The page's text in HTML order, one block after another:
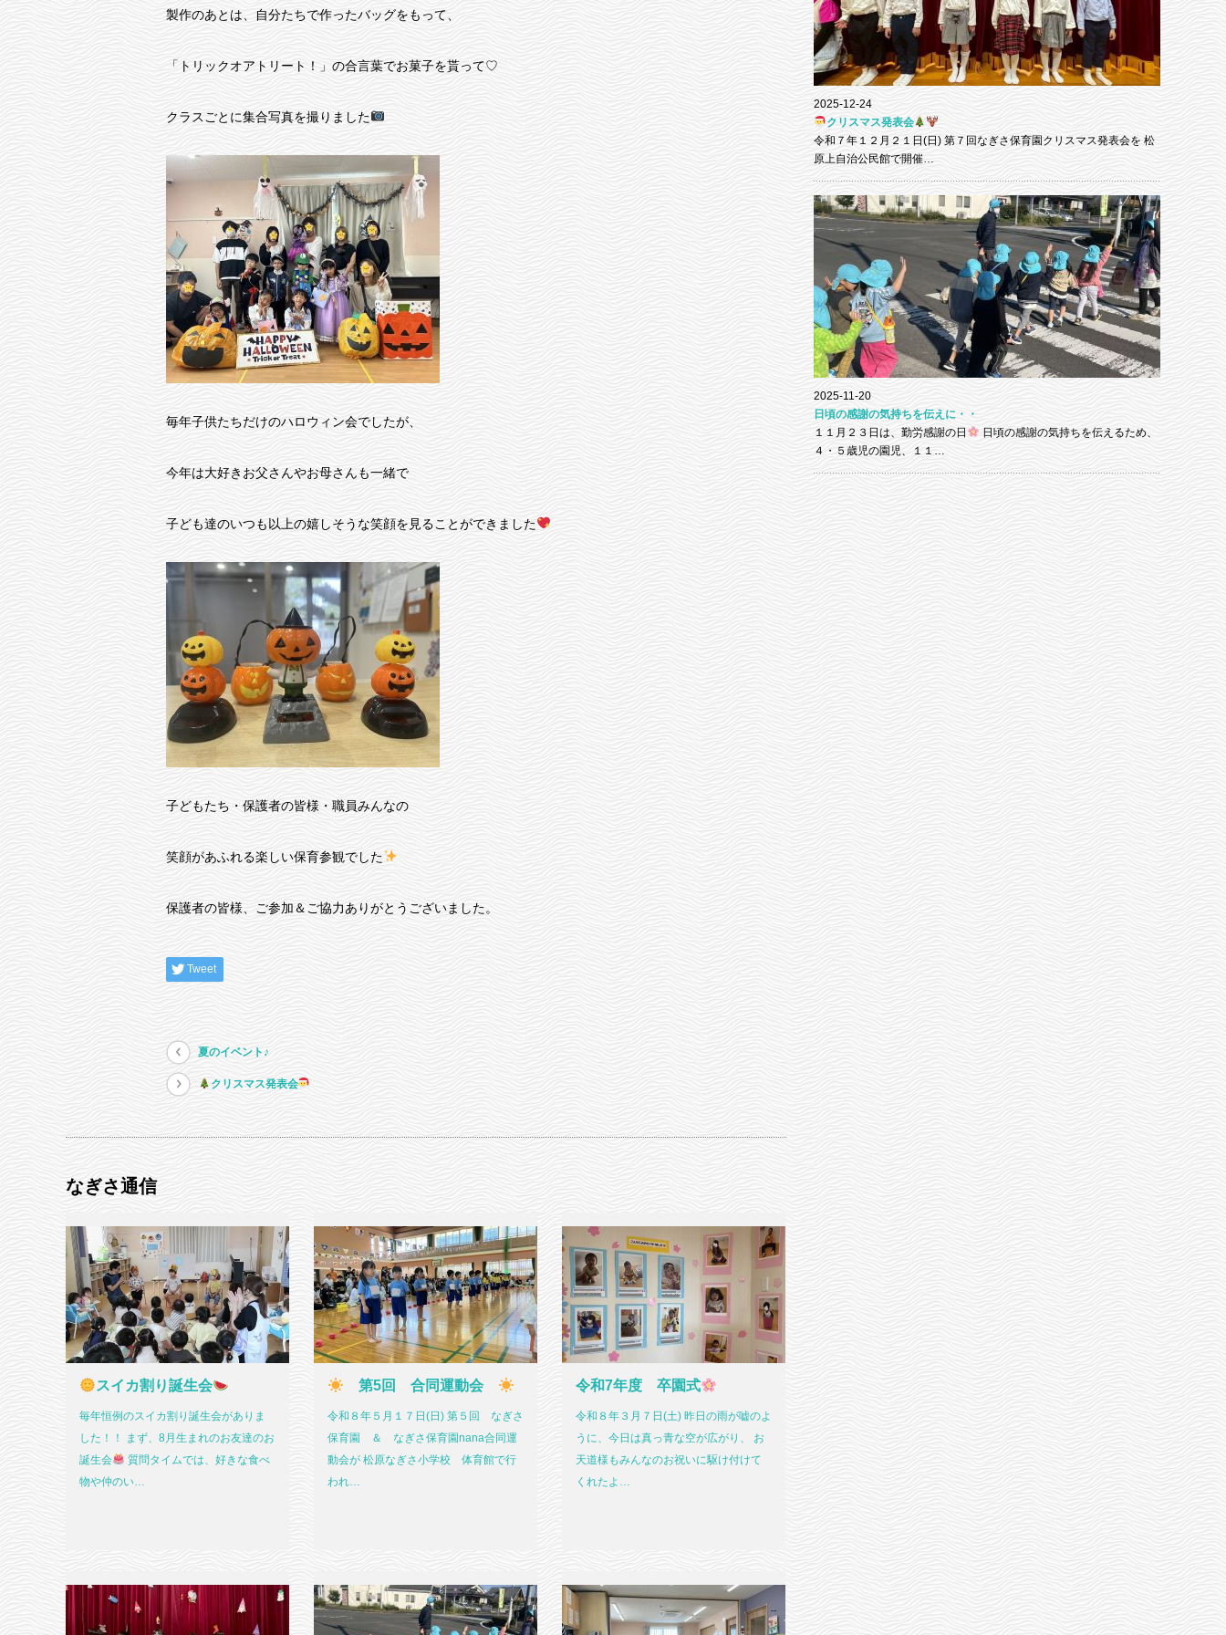
製作のあとは、自分たちで作ったバッグをもって、
「トリックオアトリート！」の合言葉でお菓子を貰って♡
クラスごとに集合写真を撮りました
毎年子供たちだけのハロウィン会でしたが、
今年は大好きお父さんやお母さんも一緒で
子ども達のいつも以上の嬉しそうな笑顔を見ることができました
子どもたち・保護者の皆様・職員みんなの
笑顔があふれる楽しい保育参観でした
保護者の皆様、ご参加＆ご協力ありがとうございました。
Tweet
夏のイベント♪
クリスマス発表会
なぎさ通信
スイカ割り誕生会
毎年恒例のスイカ割り誕生会がありま
した！！ まず、8月生まれのお友達のお
誕生会
質問タイムでは、好きな食べ
物や仲のい…
第5回 合同運動会
令和８年５月１７日(日) 第５回 なぎさ
保育園 ＆ なぎさ保育園nana合同運
動会が 松原なぎさ小学校 体育館で行
われ…
令和7年度 卒園式
令和８年３月７日(土) 昨日の雨が嘘のよ
うに、今日は真っ青な空が広がり、 お
天道様もみんなのお祝いに駆け付けて
くれたよ…
2025-12-24
クリスマス発表会
令和７年１２月２１日(日) 第７回なぎさ保育園クリスマス発表会を 松
原上自治公民館で開催…
2025-11-20
日頃の感謝の気持ちを伝えに・・
１１月２３日は、勤労感謝の日
日頃の感謝の気持ちを伝えるため、
４・５歳児の園児、１１…